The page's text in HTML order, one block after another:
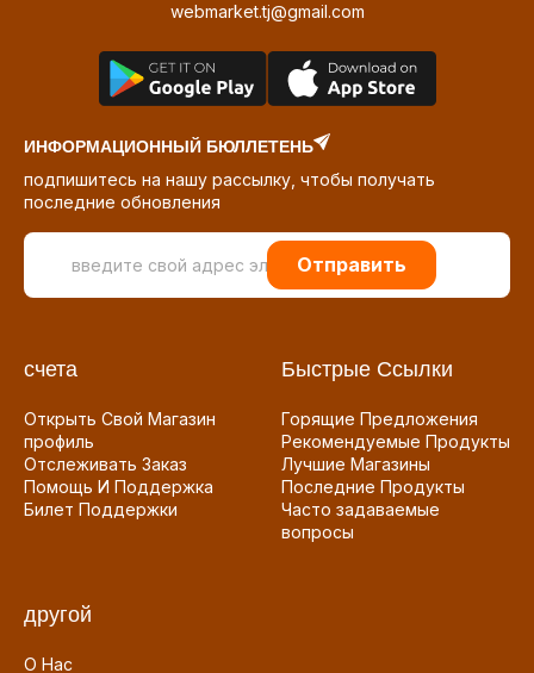
webmarket.tj@gmail.com
ИНФОРМАЦИОННЫЙ БЮЛЛЕТЕНЬ
подпишитесь на нашу рассылку, чтобы получать
последние обновления
Отправить
счета
Открыть Свой Магазин
профиль
Отслеживать Заказ
Помощь И Поддержка
Билет Поддержки
Быстрые Ссылки
Горящие Предложения
Рекомендуемые Продукты
Лучшие Магазины
Последние Продукты
Часто задаваемые
вопросы
другой
О Нас